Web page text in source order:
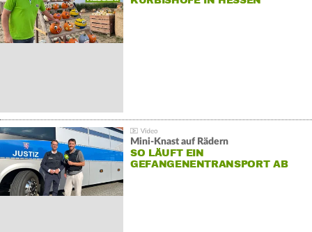
Mini-Knast auf Rädern
SO LÄUFT EIN
GEFANGENENTRANSPORT AB